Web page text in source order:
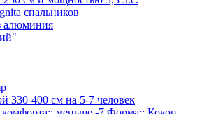
спальников
алюминия
330-400 см на 5-7 человек